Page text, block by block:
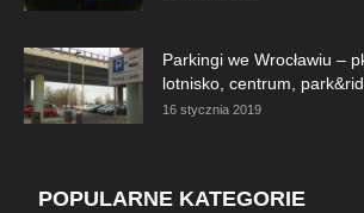
Parkingi we Wrocławiu –
lotnisko, centrum,
16 stycznia 2019
POPULARNE KATEGORIE